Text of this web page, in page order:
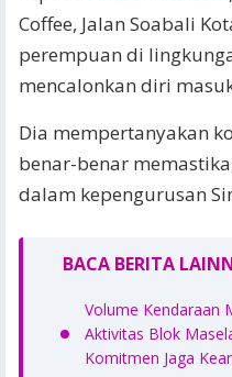
Coffee, Jalan Soabali
perempuan di
mencalonkan diri
Dia mempertanyakan
benar-benar
dalam kepengurusan
BACA BERITA
Volume Kendaraan
Aktivitas Blok
Komitmen Jaga